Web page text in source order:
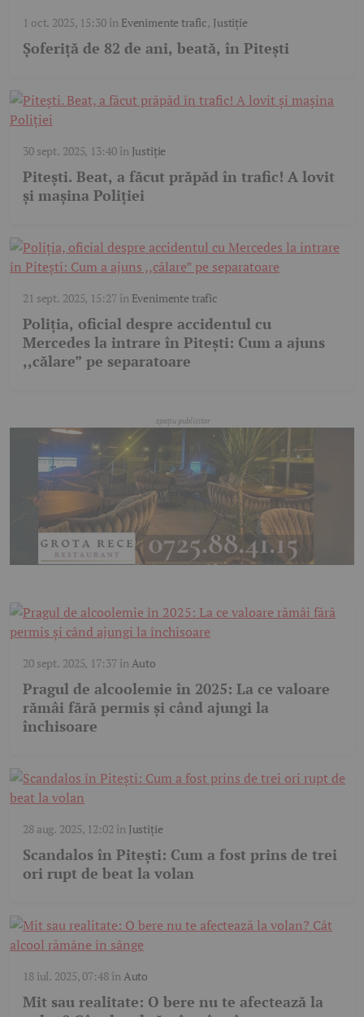
1 oct. 2025, 15:30în Evenimente trafic, Justiție
Șoferiță de 82 de ani, beată, în Pitești
30 sept. 2025, 13:40în Justiție
Pitești. Beat, a făcut prăpăd în trafic! A lovit
și mașina Poliției
21 sept. 2025, 15:27în Evenimente trafic
Poliția, oficial despre accidentul cu
Mercedes la intrare în Pitești: Cum a ajuns
,,călare” pe separatoare
20 sept. 2025, 17:37înAuto
Pragul de alcoolemie în 2025: La ce valoare
rămâi fără permis și când ajungi la
închisoare
28 aug. 2025, 12:02 în Justiție
Scandalos în Pitești: Cum a fost prins de trei
ori rupt de beat la volan
18 iul. 2025, 07:48înAuto
Mit sau realitate: O bere nu te afectează la